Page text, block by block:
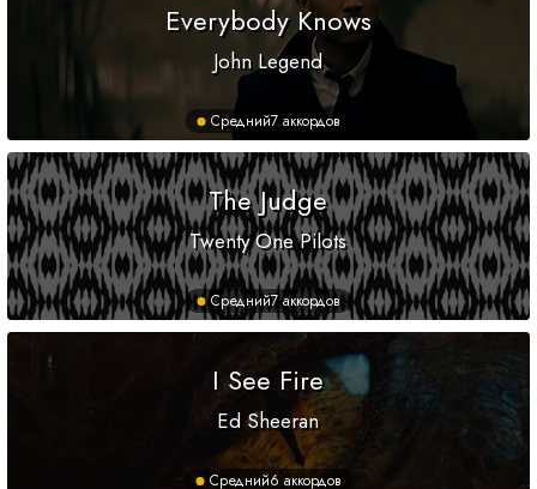
Everybody Knows
John Legend
Средний7 аккордов
The Judge
Twenty One Pilots
Средний7 аккордов
I See Fire
Ed Sheeran
Средний6 аккордов